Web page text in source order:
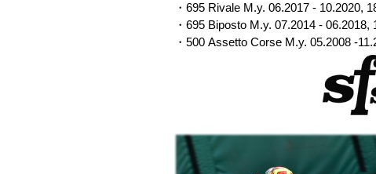
・695 Rivale M.y. 06.2017 - 10.2020,
・695 Biposto M.y. 07.2014 - 06.2018,
・500 Assetto Corse M.y. 05.2008 -